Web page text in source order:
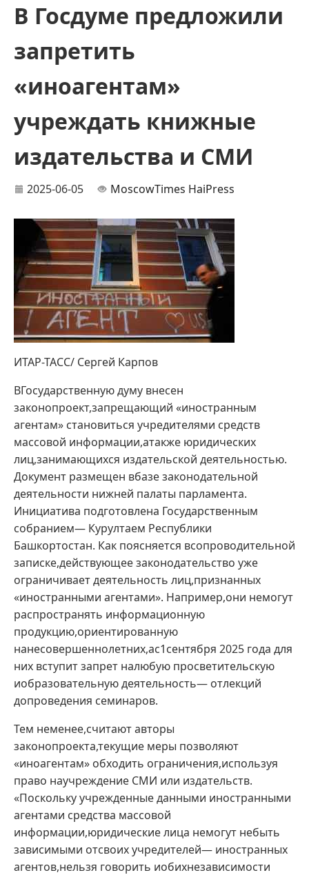
В Госдуме предложили
запретить
«иноагентам»
учреждать книжные
издательства и СМИ
2025-06-05 MoscowTimes HaiPress
ИТАР-ТАСС/ Сергей Карпов
ВГосударственную думу внесен
законопроект,запрещающий «иностранным
агентам» становиться учредителями средств
массовой информации,атакже юридических
лиц,занимающихся издательской деятельностью.
Документ размещен вбазе законодательной
деятельности нижней палаты парламента.
Инициатива подготовлена Государственным
собранием— Курултаем Республики
Башкортостан. Как поясняется всопроводительной
записке,действующее законодательство уже
ограничивает деятельность лиц,признанных
«иностранными агентами». Например,они немогут
распространять информационную
продукцию,ориентированную
нанесовершеннолетних,ас1сентября 2025 года для
них вступит запрет налюбую просветительскую
иобразовательную деятельность— отлекций
допроведения семинаров.
Тем неменее,считают авторы
законопроекта,текущие меры позволяют
«иноагентам» обходить ограничения,используя
право научреждение СМИ или издательств.
«Поскольку учрежденные данными иностранными
агентами средства массовой
информации,юридические лица немогут небыть
зависимыми отсвоих учредителей— иностранных
агентов,нельзя говорить иобихнезависимости